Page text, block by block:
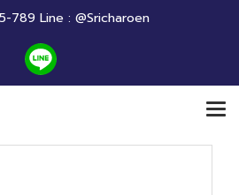
789 Line : @Sricharoen